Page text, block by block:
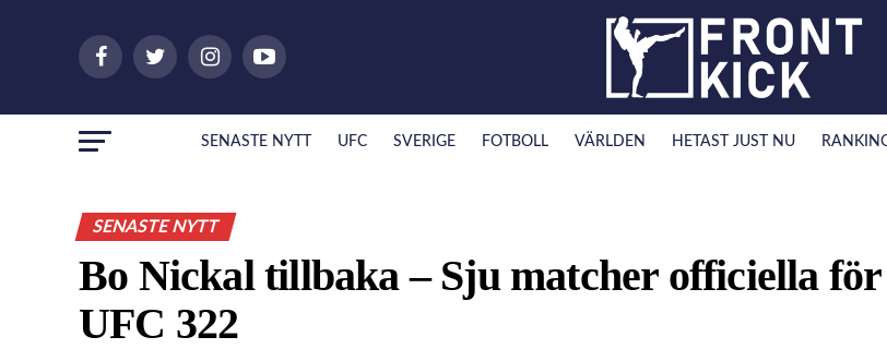
SENASTE NYTT UFC SVERIGE FOTBOLL VÄRLDEN HETAST JUST NU
SENASTE NYTT
Bo Nickal tillbaka – Sju matcher officiella för
UFC 322